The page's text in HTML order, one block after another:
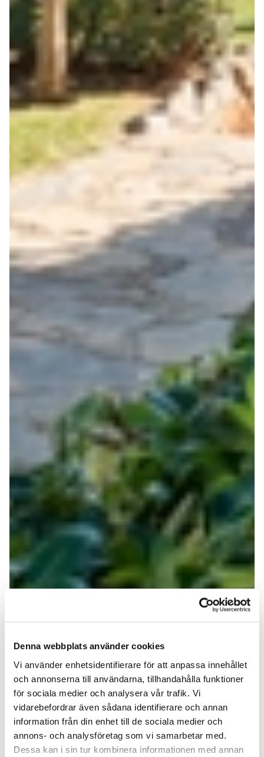
Denna webbplats använder cookies
Vi använder enhetsidentifierare för att anpassa innehållet
och annonserna till användarna, tillhandahålla funktioner
för sociala medier och analysera vår trafik. Vi
vidarebefordrar även sådana identifierare och annan
information från din enhet till de sociala medier och
annons- och analysföretag som vi samarbetar med.
Dessa kan i sin tur kombinera informationen med annan